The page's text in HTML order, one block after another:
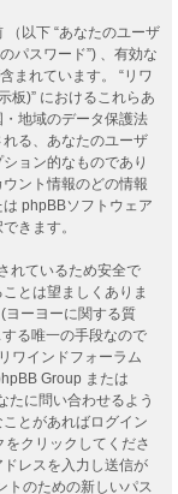
以下 “あなたのユーザ
パスワード”) 、有効な
まれています。 “リワ
板)” におけるこれらあ
地域のデータ保護法
る、あなたのユーザ
ョン的なものであり
ント情報のどの情報
phpBBソフトウェア
きます。
れているため安全で
とは望ましくありま
ヨーヨーに関する質
る唯一の手段なので
ワインドフォーラム
Group または
たに問い合わせるよう
とがあればログイン
をクリックしてくださ
レスを入力し送信が
トのための新しいパス